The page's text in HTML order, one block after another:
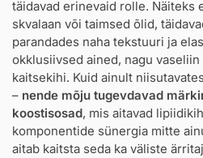
täidavad erinevaid rolle. Näiteks
skvalaan või taimsed õlid,
parandades naha tekstuuri ja
okklusiivsed ained, nagu
kaitsekihi. Kuid ainult
– nende mõju tugevdavad
koostisosad, mis aitavad
komponentide sünergia mitte
aitab kaitsta seda ka väliste